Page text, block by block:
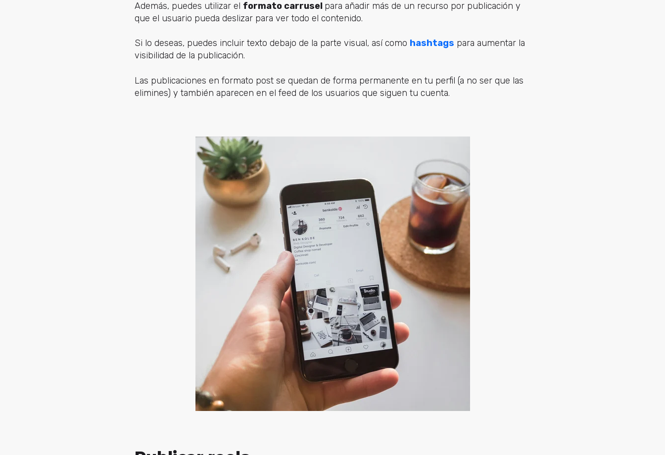
Además, puedes utilizar el formato carrusel para añadir más de un recurso por publicación y
que el usuario pueda deslizar para ver todo el contenido.
Si lo deseas, puedes incluir texto debajo de la parte visual, así como hashtags para aumentar la
visibilidad de la publicación.
Las publicaciones en formato post se quedan de forma permanente en tu perfil (a no ser que las
elimines) y también aparecen en el feed de los usuarios que siguen tu cuenta.